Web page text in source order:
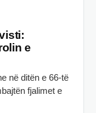
e
në ditën e 66-të
fjalimet e